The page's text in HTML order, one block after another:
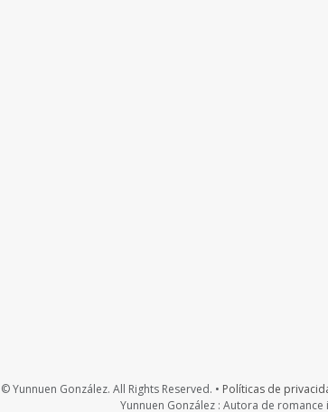
© Yunnuen González. All Rights Reserved. • Políticas de
Yunnuen González : Autora de